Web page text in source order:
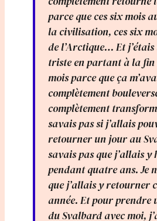
parce que ces six mois
la civilisation, ces six
de l’Arctique… Et
triste en partant à la fin
mois parce que ça
complètement
complètement
savais pas si j’allais
retourner un jour au
savais pas que j’allais
pendant quatre ans. Je
que j’allais y retourner
année. Et pour prendre
du Svalbard avec moi,